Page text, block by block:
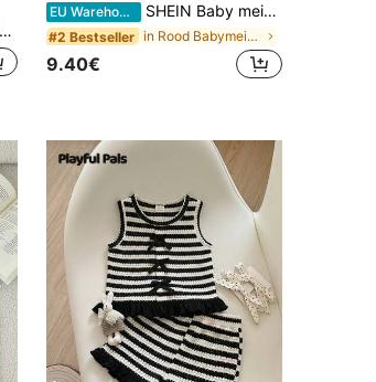
EU Warehouse SHEIN Baby meisjesoutfits 6 maanden-3 jaar 2 stuks/set Beige Zomer Schattig Vakantie Elegant Mouwloos Gevouwen Bloemprint Top En Shorts Casual Losse Set
#2 Bestseller in Rood Babymeisjessets
9.40€